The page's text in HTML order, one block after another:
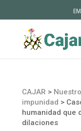
CAJAR >
impunidad >
humanidad que
dilaciones